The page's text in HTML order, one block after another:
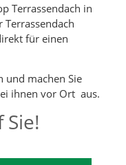
Terrassendach in
Terrassendach
für einen
und machen Sie
ihnen vor Ort aus.